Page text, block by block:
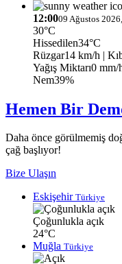
12:0009 Ağustos
30°C
Hissedilen34°C
Rüzgar14 km/h |
Yağış Miktarı0 mm/
Nem39%
Hemen Bir
Daha önce görülmemiş
çağ başlıyor!
Bize Ulaşın
Eskişehir Türkiye
Çoğunlukla açık
24°C
Muğla Türkiye